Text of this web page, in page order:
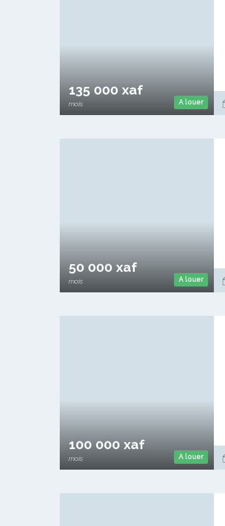
A louer
135 000 xaf
mois
A louer
50 000 xaf
mois
A louer
100 000 xaf
mois